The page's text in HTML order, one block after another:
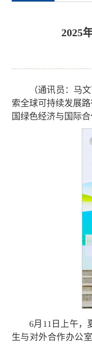
2025
（通讯员：马
索全球可持续发展
国绿色经济与国际
6月11日上午，
生与对外合作办公